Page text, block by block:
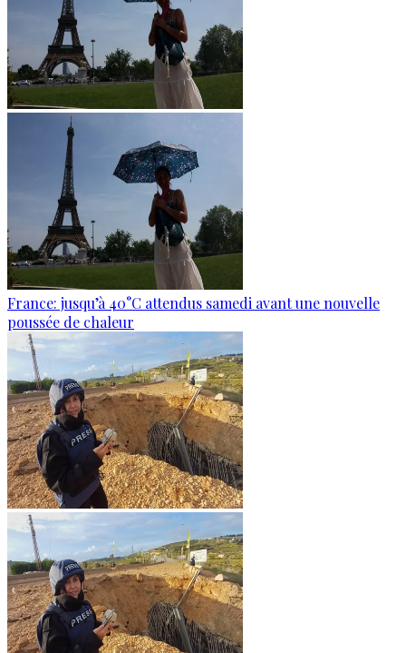
France: jusqu’à 40°C attendus samedi avant une nouvelle
poussée de chaleur